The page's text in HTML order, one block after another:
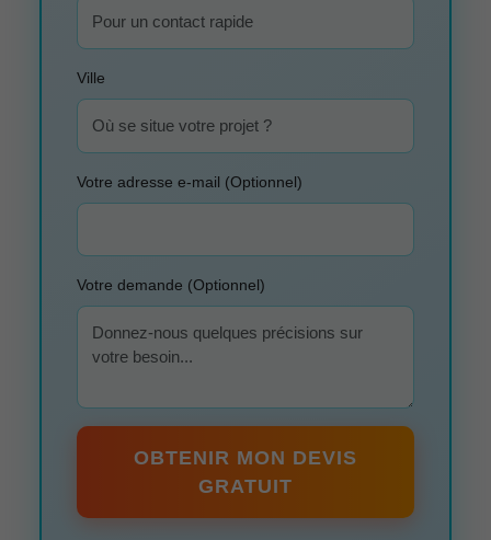
Ville
Votre adresse e-mail (Optionnel)
Votre demande (Optionnel)
OBTENIR MON DEVIS
GRATUIT